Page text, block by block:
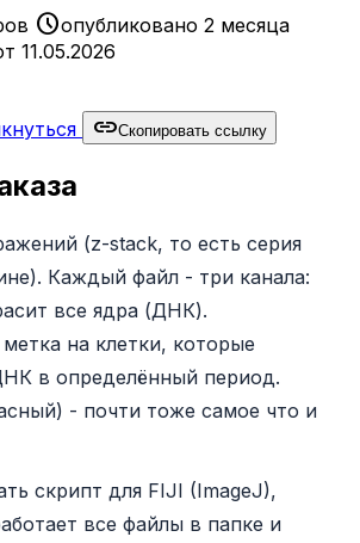
scheduleопубликовано 2 месяца
11.05.2026
linkСкопировать ссылку
(z-stack, то есть серия
Каждый файл - три канала:
все ядра (ДНК).
на клетки, которые
в определённый период.
- почти тоже самое что и
скрипт для FIJI (ImageJ),
все файлы в папке и